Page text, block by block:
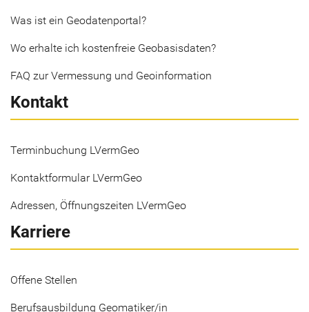
Was ist ein Geodatenportal?
Wo erhalte ich kostenfreie Geobasisdaten?
FAQ zur Vermessung und Geoinformation
Kontakt
Terminbuchung LVermGeo
Kontaktformular LVermGeo
Adressen, Öffnungszeiten LVermGeo
Karriere
Offene Stellen
Berufsausbildung Geomatiker/in